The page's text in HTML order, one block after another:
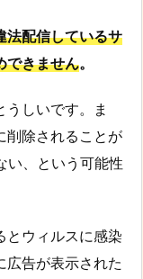
法配信しているサ
できません。
しいです。ま
削除されることが
い、という可能性
とウィルスに感染
広告が表示された